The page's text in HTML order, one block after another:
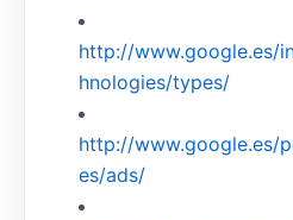
http://www.google.es/
hnologies/types/
http://www.google.es/
es/ads/